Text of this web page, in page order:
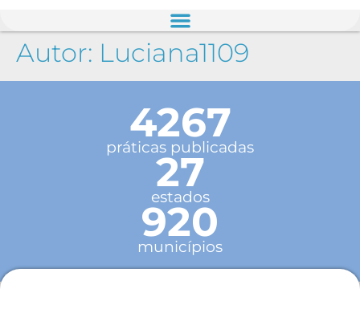
Autor: Luciana1109
4267
práticas publicadas
27
estados
920
municípios